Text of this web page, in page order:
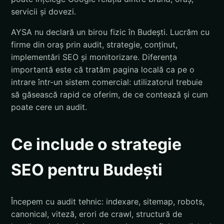
servicii și dovezi.
AYSA nu declară un birou fizic în Budești. Lucrăm cu
firme din oraș prin audit, strategie, conținut,
implementări SEO și monitorizare. Diferența
importantă este că tratăm pagina locală ca pe o
intrare într-un sistem comercial: utilizatorul trebuie
să găsească rapid ce oferim, de ce contează și cum
poate cere un audit.
Ce include o strategie
SEO pentru Budești
Începem cu audit tehnic: indexare, sitemap, robots,
canonical, viteză, erori de crawl, structură de